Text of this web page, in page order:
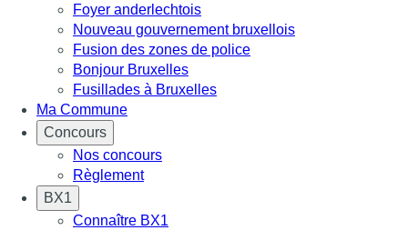
Foyer anderlechtois
Nouveau gouvernement bruxellois
Fusion des zones de police
Bonjour Bruxelles
Fusillades à Bruxelles
Ma Commune
Concours
Nos concours
Règlement
BX1
Connaître BX1